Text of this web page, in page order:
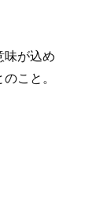
味が込め
こと。